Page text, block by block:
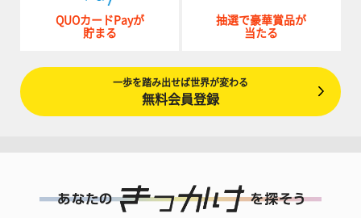
QUOカードPayが
貯まる
抽選で豪華賞品が
当たる
一歩を踏み出せば世界が変わる
無料会員登録